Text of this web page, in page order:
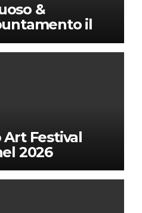
&
il
Blu con
Festival
2026